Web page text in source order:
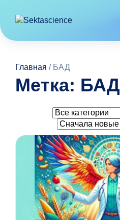
Главная / БАД
Метка: БАД